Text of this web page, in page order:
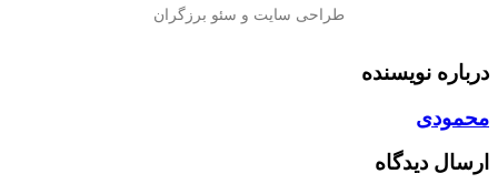
درباره نویسنده
محمودی
ارسال دیدگاه